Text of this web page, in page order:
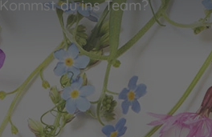
Kommst du ins Team?